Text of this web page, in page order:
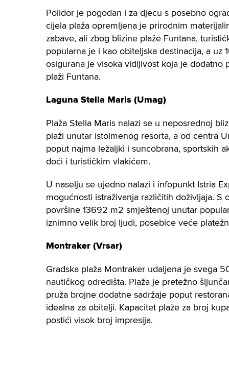
Polidor je pogodan i za djecu s posebno
cijela plaža opremljena je prirodnim
zabave, ali zbog blizine plaže Funtana,
popularna je i kao obiteljska destinacija, a
osigurana je visoka vidljivost koja je dodatno
plaži Funtana.
Laguna Stella Maris (Umag)
Plaža Stella Maris nalazi se u neposrednoj
plaži unutar istoimenog resorta, a od centra
poput najma ležaljki i suncobrana, sportskih
doći i turističkim vlakićem.
U naselju se ujedno nalazi i infopunkt Istria
mogućnosti istraživanja različitih doživljaja.
površine 13692 m2 smještenoj unutar
iznimno velik broj ljudi, posebice veće
Montraker (Vrsar)
Gradska plaža Montraker udaljena je svega
nautičkog odredišta. Plaža je pretežno
pruža brojne dodatne sadržaje poput
idealna za obitelji. Kapacitet plaže za broj
postići visok broj impresija.